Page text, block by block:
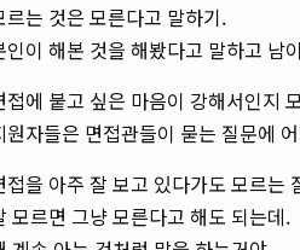
르는 것은 모른다고 말하기.
인이 해본 것을 해봤다고 말하고 남
접에 붙고 싶은 마음이 강해서인지
원자들은 면접관들이 묻는 질문에
접을 아주 잘 보고 있다가도 모르는
모르면 그냥 모른다고 해도 되는데.